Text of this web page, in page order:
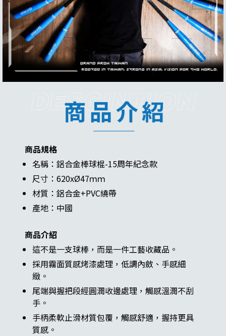
商品規格
名稱：鋁合金棒球棍-15周年紀念款
尺寸：620xØ47ｍｍ
材質：鋁合金+PVC繞帶
產地：中國
商品介紹
這不是一支球棒，而是一件工藝收藏品。
採用霧面質感烤漆處理，低調內斂、手感細
緻。
尾端與握把段經圓潤收邊處理，觸感溫潤不刮
手。
手柄柔軟止滑材質包覆，觸感舒適，握持更具
質感。